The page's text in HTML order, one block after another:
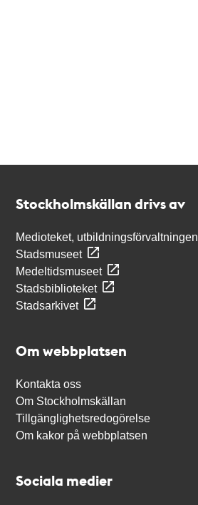
Stockholmskällan drivs av
Medioteket, utbildningsförvaltningen
Stadsmuseet
Medeltidsmuseet
Stadsbiblioteket
Stadsarkivet
Om webbplatsen
Kontakta oss
Om Stockholmskällan
Tillgänglighetsredogörelse
Om kakor på webbplatsen
Sociala medier